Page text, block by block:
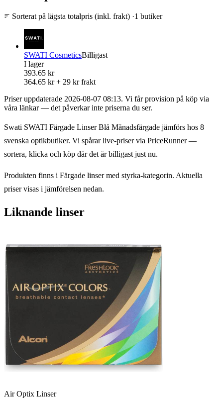
Sorterat på lägsta totalpris (inkl. frakt) ·1 butiker
SWATI CosmeticsBilligast
I lager
393.65 kr
364.65 kr + 29 kr frakt
Priser uppdaterade 2026-08-07 08:13. Vi får provision på köp via
våra länkar — det påverkar inte priserna du ser.
Swati SWATI Färgade Linser Blå Månadsfärgade jämförs hos 8
svenska optikbutiker. Vi spårar live-priser via PriceRunner —
sortera, klicka och köp där det är billigast just nu.
Produkten finns i Färgade linser med styrka-kategorin. Aktuella
priser visas i jämförelsen nedan.
Liknande linser
Air Optix Linser